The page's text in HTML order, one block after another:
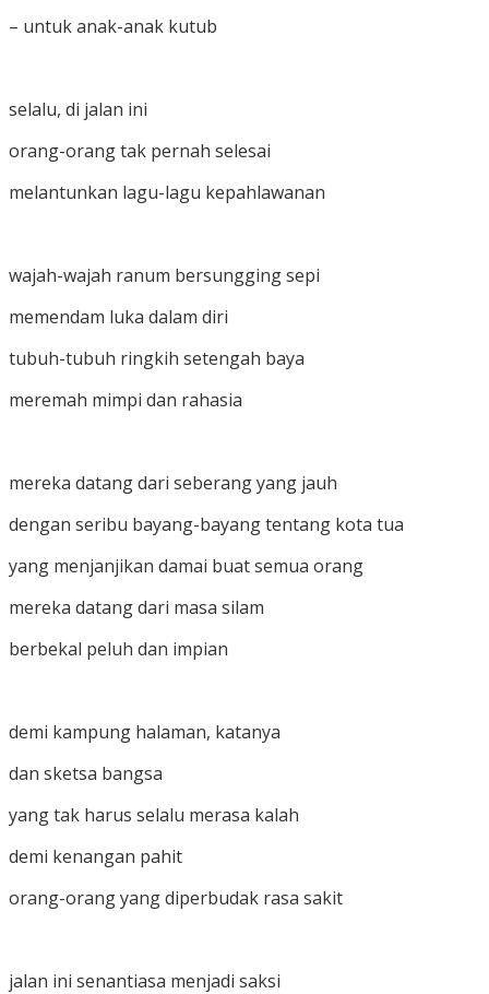
– untuk anak-anak kutub
selalu, di jalan ini
orang-orang tak pernah selesai
melantunkan lagu-lagu kepahlawanan
wajah-wajah ranum bersungging sepi
memendam luka dalam diri
tubuh-tubuh ringkih setengah baya
meremah mimpi dan rahasia
mereka datang dari seberang yang jauh
dengan seribu bayang-bayang tentang kota tua
yang menjanjikan damai buat semua orang
mereka datang dari masa silam
berbekal peluh dan impian
demi kampung halaman, katanya
dan sketsa bangsa
yang tak harus selalu merasa kalah
demi kenangan pahit
orang-orang yang diperbudak rasa sakit
jalan ini senantiasa menjadi saksi